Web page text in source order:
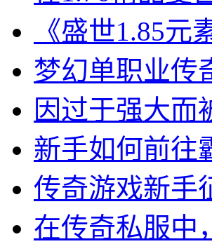
《盛世1.85
梦幻单职业传
因过于强大而
新手如何前往
传奇游戏新手
在传奇私服中